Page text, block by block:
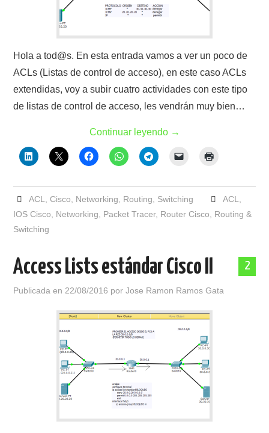
Hola a tod@s. En esta entrada vamos a ver un poco de
ACLs (Listas de control de acceso), en este caso ACLs
extendidas, voy a subir cuatro actividades con este tipo
de listas de control de acceso, les vendrán muy bien…
Continuar leyendo →
ACL Cisco Networking Routing Switching ACL
IOS Cisco
Networking Packet Tracer, Router Cisco
Routing &
Switching
2
Access Lists estándar Cisco II
Publicada en 22/08/2016 porJose Ramon Ramos Gata